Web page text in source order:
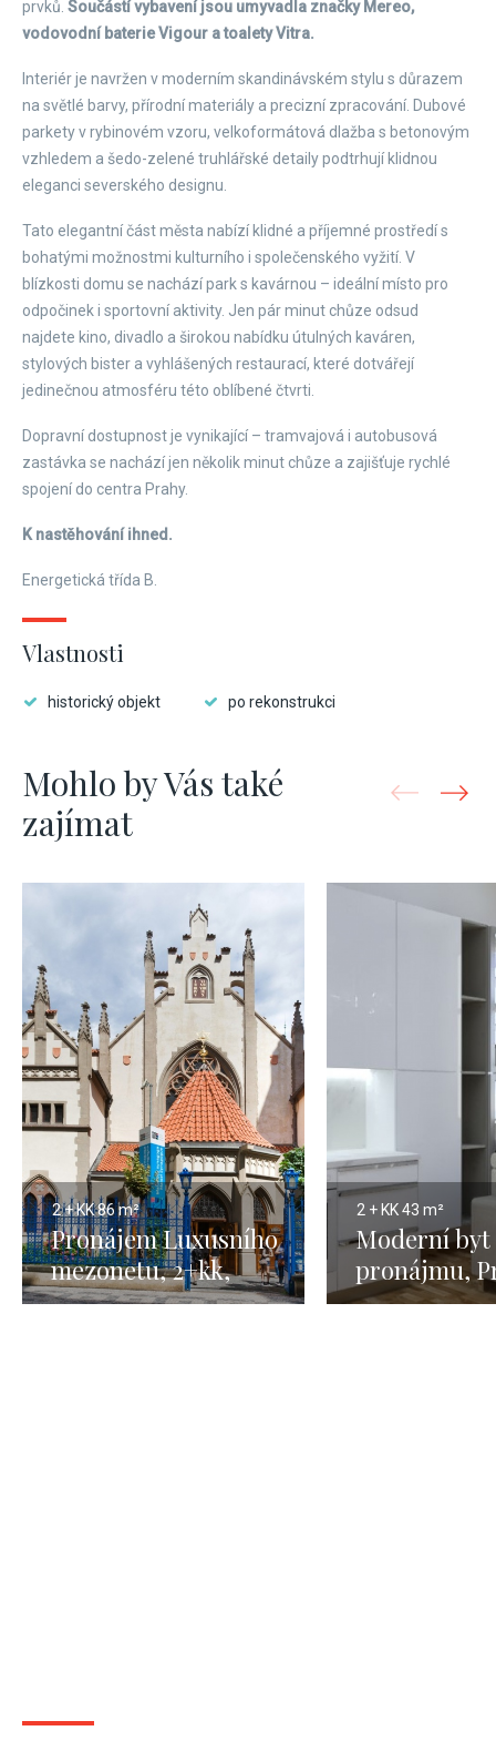
prvků. Součástí vybavení jsou umyvadla značky Mereo,
vodovodní baterie Vigour a toalety Vitra.
Interiér je navržen v moderním skandinávském stylu s důrazem
na světlé barvy, přírodní materiály a precizní zpracování. Dubové
parkety v rybinovém vzoru, velkoformátová dlažba s betonovým
vzhledem a šedo-zelené truhlářské detaily podtrhují klidnou
eleganci severského designu.
Tato elegantní část města nabízí klidné a příjemné prostředí s
bohatými možnostmi kulturního i společenského vyžití. V
blízkosti domu se nachází park s kavárnou – ideální místo pro
odpočinek i sportovní aktivity. Jen pár minut chůze odsud
najdete kino, divadlo a širokou nabídku útulných kaváren,
stylových bister a vyhlášených restaurací, které dotvářejí
jedinečnou atmosféru této oblíbené čtvrti.
Dopravní dostupnost je vynikající – tramvajová i autobusová
zastávka se nachází jen několik minut chůze a zajišťuje rychlé
spojení do centra Prahy.
K nastěhování ihned.
Energetická třída B.
Vlastnosti
historický objekt po rekonstrukci
Mohlo by Vás také
zajímat
2 + KK86 m²
Pronájem Luxusního
mezonetu, 2+kk,
Praha 1, Josefov,
2 + KK43 m²
Moderní byt
pronájmu,
Vinohrady –